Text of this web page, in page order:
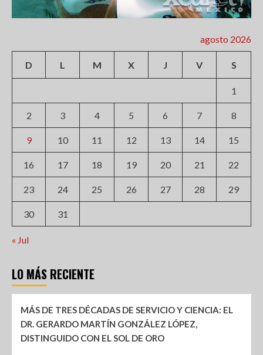
agosto 2026
D L M X J V S
1
2 3 4 5 6 7 8
9 10 11 12 13 14 15
16 17 18 19 20 21 22
23 24 25 26 27 28 29
30 31
« Jul
LO MÁS RECIENTE
MÁS DE TRES DÉCADAS DE SERVICIO Y CIENCIA: EL
DR. GERARDO MARTÍN GONZÁLEZ LÓPEZ,
DISTINGUIDO CON EL SOL DE ORO